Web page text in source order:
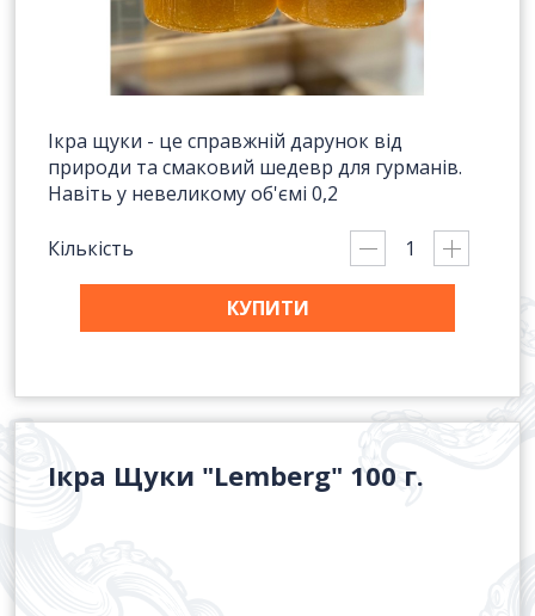
Ікра щуки - це справжній дарунок від
природи та смаковий шедевр для гурманів.
Навіть у невеликому об'ємі 0,2
Кількість
КУПИТИ
Ікра Щуки "Lemberg" 100 г.